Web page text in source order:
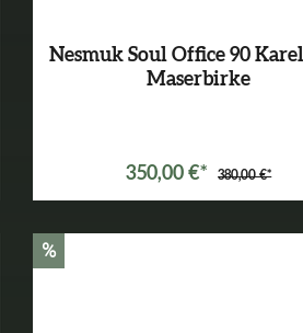
Nesmuk Soul Office 90
Maserbirke
350,00 €* 380,00 €*
%